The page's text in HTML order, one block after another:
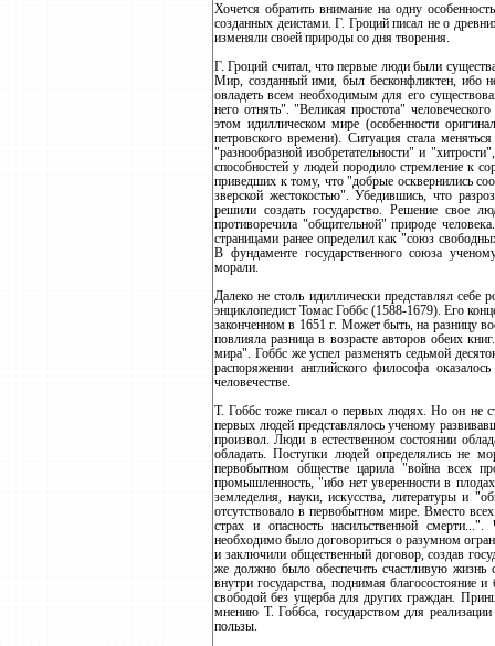
Хочется обратить внимание на одну
созданных деистами. Г. Гроций писал не о
изменяли своей природы со дня творения.
Г. Гроций считал, что первые люди были
Мир, созданный ими, был бесконфликтен, ибо
овладеть всем необходимым для его
него отнять". "Великая простота"
этом идиллическом мире (особенности
петровского времени). Ситуация стала
"разнообразной изобретательности" и
способностей у людей породило стремление к
приведших к тому, что "добрые осквернились
зверской жестокостью". Убедившись, что
решили создать государство. Решение свое
противоречила "общительной" природе
страницами ранее определил как "союз
В фундаменте государственного союза
морали.
Далеко не столь идиллически представлял себе
энциклопедист Томас Гоббс (1588-1679). Его
законченном в 1651 г. Может быть, на разницу
повлияла разница в возрасте авторов обеих
мира". Гоббс же успел разменять седьмой
распоряжении английского философа
человечестве.
Т. Гоббс тоже писал о первых людях. Но он не
первых людей представлялось ученому
произвол. Люди в естественном состоянии
обладать. Поступки людей определялись не
первобытном обществе царила "война всех
промышленность, "ибо нет уверенности в
земледелия, науки, искусства, литературы и
отсутствовало в первобытном мире. Вместо
страх и опасность насильственной
необходимо было договориться о разумном
и заключили общественный договор, создав
же должно было обеспечить счастливую
внутри государства, поднимая благосостояние
свободой без ущерба для других граждан.
мнению Т. Гоббса, государством для
пользы.